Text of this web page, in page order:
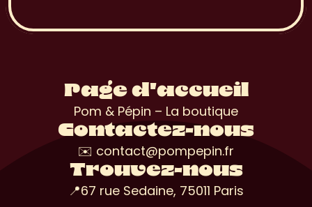
Page d'accueil
Pom & Pépin – La boutique
Contactez-nous
✉️ contact@pompepin.fr
Trouvez-nous
📍67 rue Sedaine, 75011 Paris